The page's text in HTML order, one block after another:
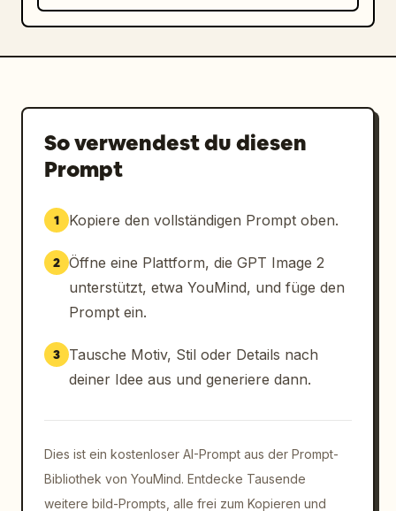
So verwendest du diesen
Prompt
1 Kopiere den vollständigen Prompt oben.
2 Öffne eine Plattform, die GPT Image 2
unterstützt, etwa YouMind, und füge den
Prompt ein.
3
Tausche Motiv, Stil oder Details nach
deiner Idee aus und generiere dann.
Dies ist ein kostenloser AI-Prompt aus der Prompt-
Bibliothek von YouMind. Entdecke Tausende
weitere bild-Prompts, alle frei zum Kopieren und